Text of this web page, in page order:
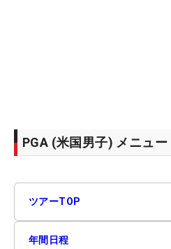
PGA (米国男子) メニュー
ツアーTOP
年間日程